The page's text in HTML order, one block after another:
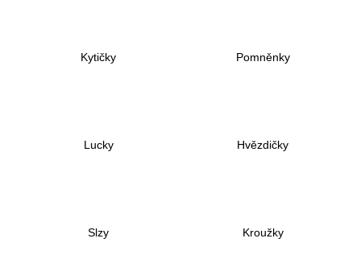
Kytičky Pomněnky
Lucky Hvězdičky
Slzy Kroužky